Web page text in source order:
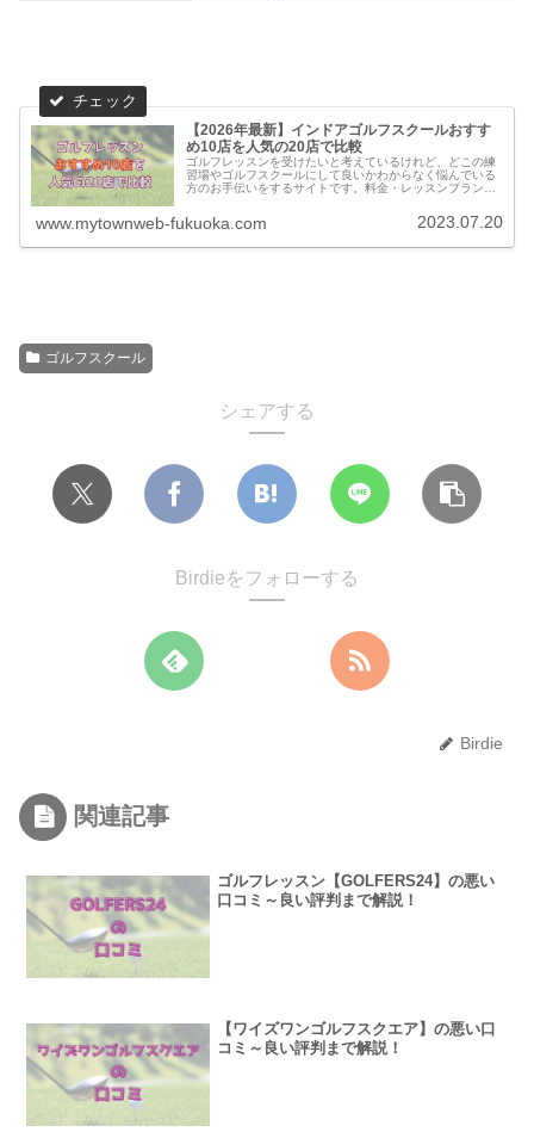
【2026年最新】インドアゴルフスクールおすす
め10店を人気の20店で比較
ゴルフレッスンを受けたいと考えているけれど、どこの練
習場やゴルフスクールにして良いかわからなく悩んでいる
方のお手伝いをするサイトです。料金・レッスンプランの
www.mytownweb-fukuoka.com 2023.07.20
ゴルフスクール
シェアする
Birdieをフォローする
Birdie
関連記事
ゴルフレッスン【GOLFERS24】の悪い
口コミ～良い評判まで解説！
【ワイズワンゴルフスクエア】の悪い口
コミ～良い評判まで解説！